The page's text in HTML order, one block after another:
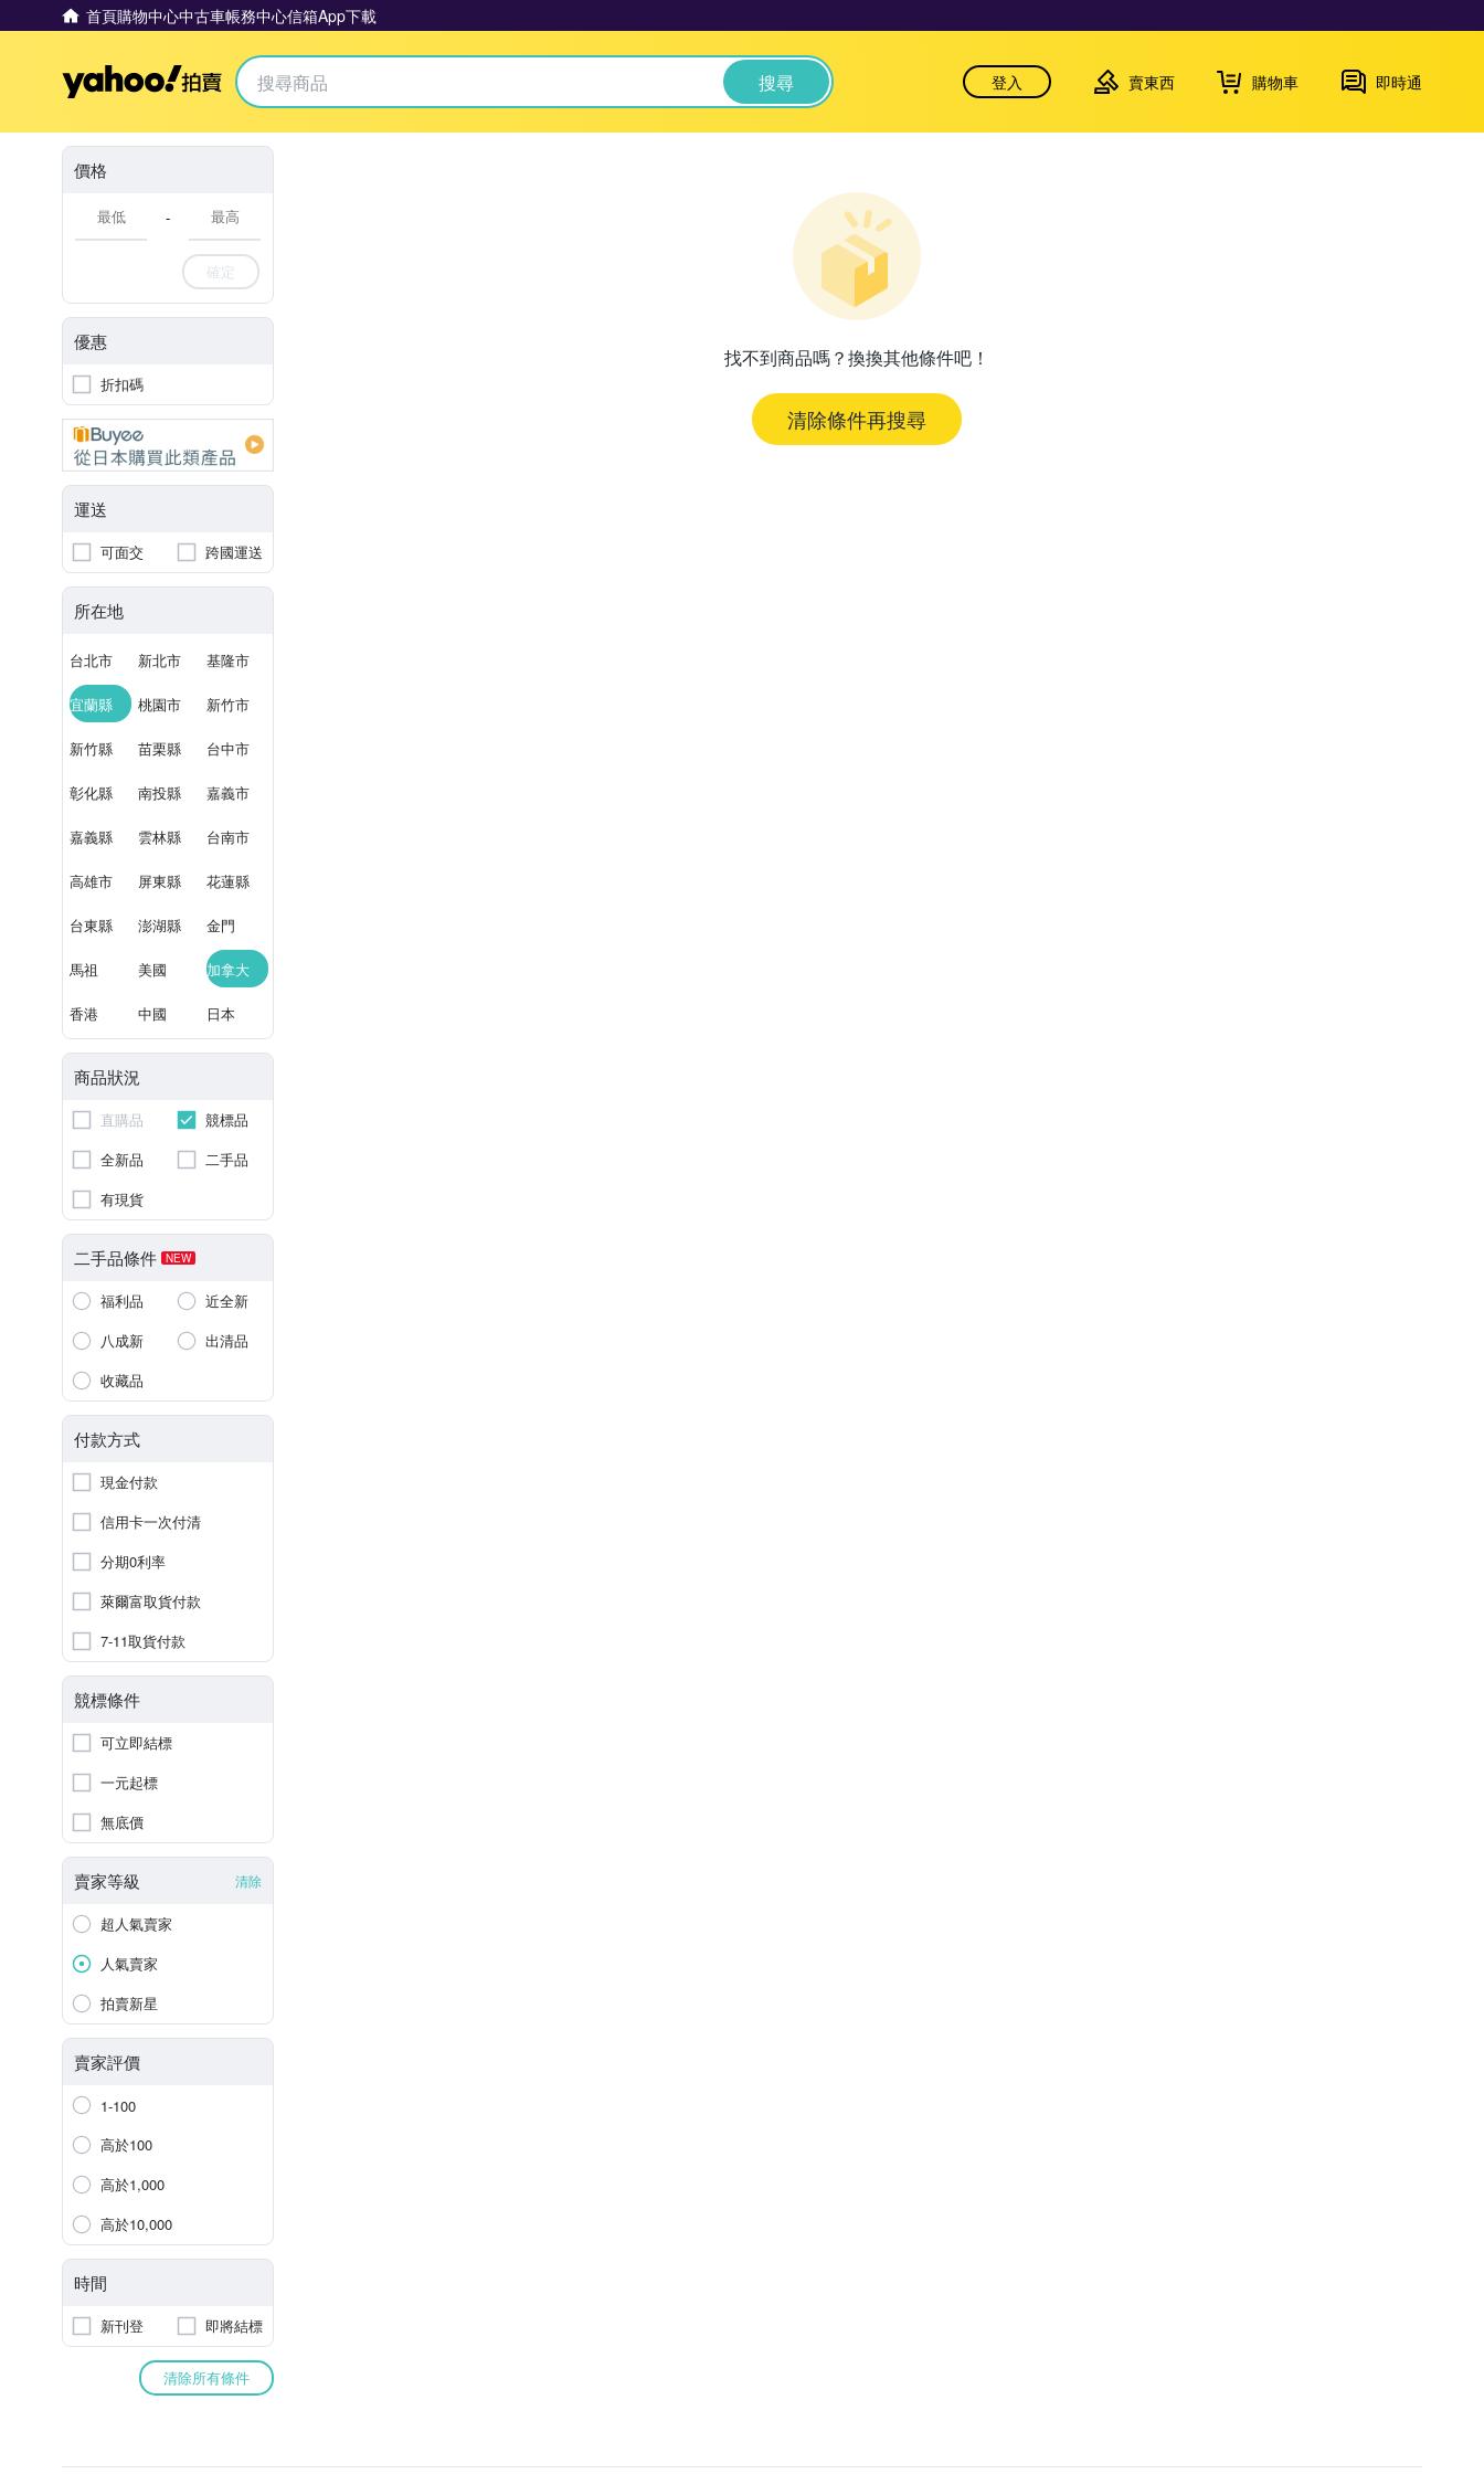
首頁購物中心中古車帳務中心信箱App下載
Yahoo拍賣 搜尋 登入 賣東西 購物車 即時通
價格
-
確定
優惠
折扣碼
運送
可面交 跨國運送
所在地
台北市 新北市 基隆市
宜蘭縣 桃園市 新竹市
新竹縣 苗栗縣 台中市
彰化縣 南投縣 嘉義市
嘉義縣 雲林縣 台南市
高雄市 屏東縣 花蓮縣
台東縣 澎湖縣 金門
馬祖 美國 加拿大
香港 中國 日本
商品狀況
直購品
競標品
全新品
二手品
有現貨
二手品條件 NEW
福利品
近全新
八成新
出清品
收藏品
付款方式
現金付款
信用卡一次付清
分期0利率
萊爾富取貨付款
7-11取貨付款
競標條件
可立即結標
一元起標
無底價
賣家等級 清除
超人氣賣家
人氣賣家
拍賣新星
賣家評價
1-100
高於100
高於1,000
高於10,000
時間
新刊登 即將結標
清除所有條件
找不到商品嗎？換換其他條件吧！
清除條件再搜尋